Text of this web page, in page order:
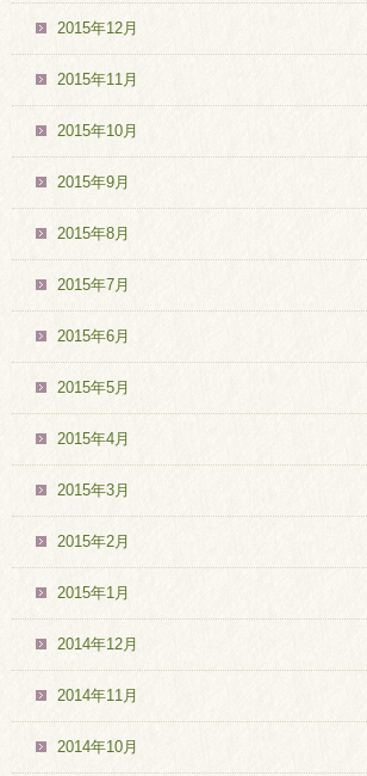
2015年12月
2015年11月
2015年10月
2015年9月
2015年8月
2015年7月
2015年6月
2015年5月
2015年4月
2015年3月
2015年2月
2015年1月
2014年12月
2014年11月
2014年10月